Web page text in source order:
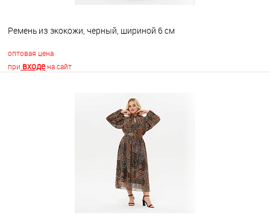
Ремень из экокожи, черный, шириной 6 см
оптовая цена
при входена сайт
В корзину